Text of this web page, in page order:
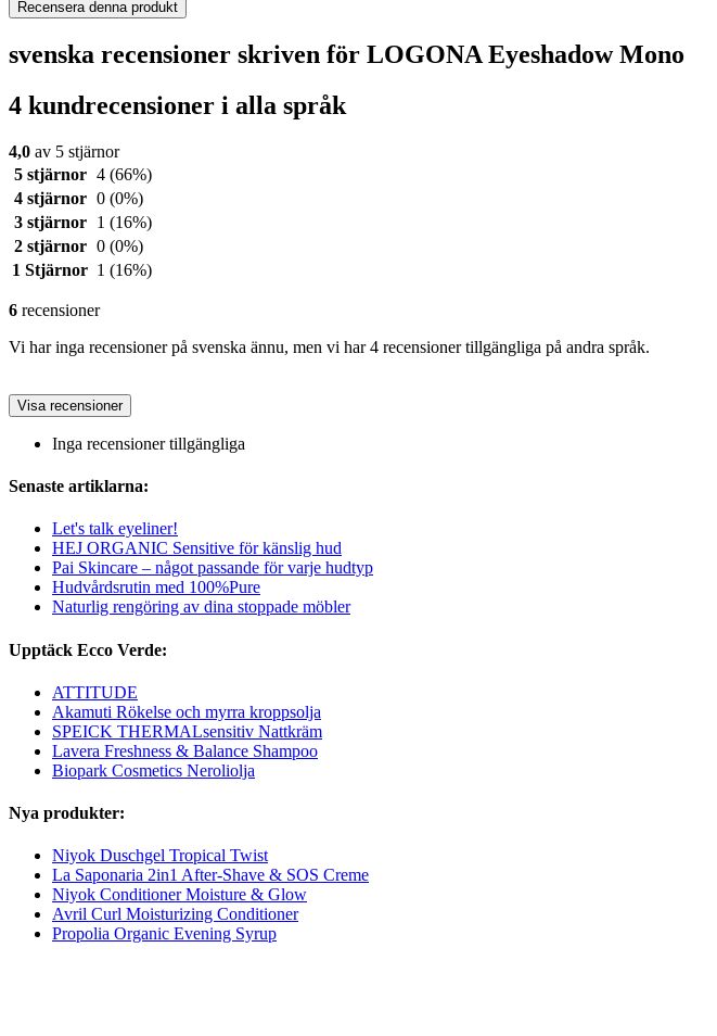
Recensera denna produkt
svenska recensioner skriven för LOGONA Eyeshadow Mono
4 kundrecensioner i alla språk
4,0 av 5 stjärnor
5 stjärnor 4 (66%)
4 stjärnor 0 (0%)
3 stjärnor
1 (16%)
2 stjärnor 0 (0%)
1 Stjärnor 1 (16%)
6 recensioner
Vi har inga recensioner på svenska ännu, men vi har 4 recensioner tillgängliga på andra språk.
Visa recensioner
Inga recensioner tillgängliga
Senaste artiklarna:
Let's talk eyeliner!
HEJ ORGANIC Sensitive för känslig hud
Pai Skincare – något passande för varje hudtyp
Hudvårdsrutin med 100%Pure
Naturlig rengöring av dina stoppade möbler
Upptäck Ecco Verde:
ATTITUDE
Akamuti Rökelse och myrra kroppsolja
SPEICK THERMALsensitiv Nattkräm
Lavera Freshness & Balance Shampoo
Biopark Cosmetics Neroliolja
Nya produkter:
Niyok Duschgel Tropical Twist
La Saponaria 2in1 After-Shave & SOS Creme
Niyok Conditioner Moisture & Glow
Avril Curl Moisturizing Conditioner
Propolia Organic Evening Syrup